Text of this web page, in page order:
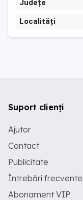
Județe
Localități
Suport clienți
Ajutor
Contact
Publicitate
Întrebări frecvente
Abonament VIP